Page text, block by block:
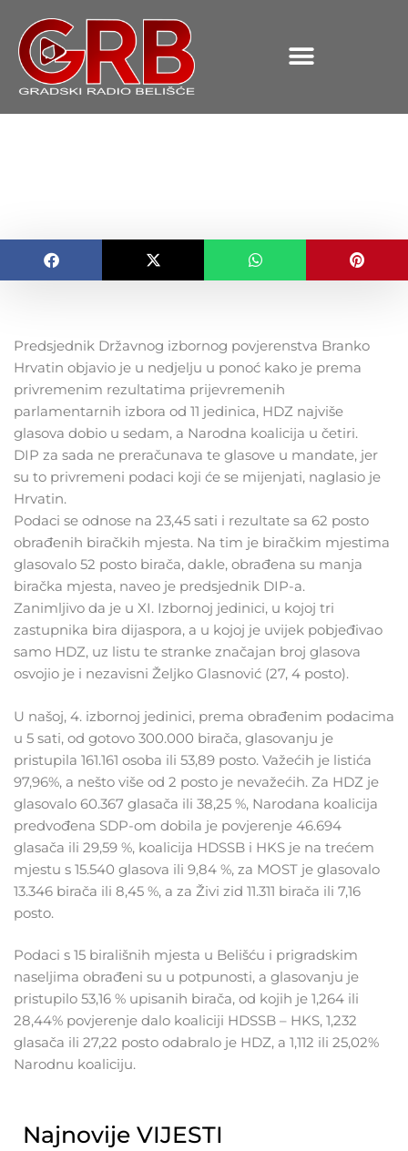
Predsjednik Državnog izbornog povjerenstva Branko
Hrvatin objavio je u nedjelju u ponoć kako je prema
privremenim rezultatima prijevremenih
parlamentarnih izbora od 11 jedinica, HDZ najviše
glasova dobio u sedam, a Narodna koalicija u četiri.
DIP za sada ne preračunava te glasove u mandate, jer
su to privremeni podaci koji će se mijenjati, naglasio je
Hrvatin.
Podaci se odnose na 23,45 sati i rezultate sa 62 posto
obrađenih biračkih mjesta. Na tim je biračkim mjestima
glasovalo 52 posto birača, dakle, obrađena su manja
biračka mjesta, naveo je predsjednik DIP-a.
Zanimljivo da je u XI. Izbornoj jedinici, u kojoj tri
zastupnika bira dijaspora, a u kojoj je uvijek pobjeđivao
samo HDZ, uz listu te stranke značajan broj glasova
osvojio je i nezavisni Željko Glasnović (27, 4 posto).
U našoj, 4. izbornoj jedinici, prema obrađenim podacima
u 5 sati, od gotovo 300.000 birača, glasovanju je
pristupila 161.161 osoba ili 53,89 posto. Važećih je listića
97,96%, a nešto više od 2 posto je nevažećih. Za HDZ je
glasovalo 60.367 glasača ili 38,25 %, Narodana koalicija
predvođena SDP-om dobila je povjerenje 46.694
glasača ili 29,59 %, koalicija HDSSB i HKS je na trećem
mjestu s 15.540 glasova ili 9,84 %, za MOST je glasovalo
13.346 birača ili 8,45 %, a za Živi zid 11.311 birača ili 7,16
posto.
Podaci s 15 birališnih mjesta u Belišću i prigradskim
naseljima obrađeni su u potpunosti, a glasovanju je
pristupilo 53,16 % upisanih birača, od kojih je 1,264 ili
28,44% povjerenje dalo koaliciji HDSSB – HKS, 1,232
glasača ili 27,22 posto odabralo je HDZ, a 1,112 ili 25,02%
Narodnu koaliciju.
Najnovije VIJESTI